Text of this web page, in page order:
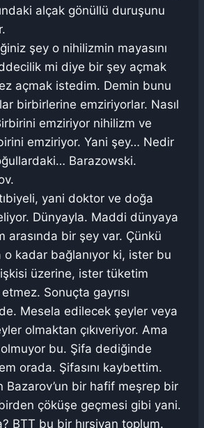
alçak gönüllü duruşunu
şey o nihilizmin mayasını
mi diye bir şey açmak
açmak istedim. Demin bunu
birbirlerine emziriyorlar. Nasıl
emziriyor nihilizm ve
emziriyor. Yani şey… Nedir
Barazowski.
yani doktor ve doğa
Dünyayla. Maddi dünyaya
arasında bir şey var. Çünkü
kadar bağlanıyor ki, ister bu
üzerine, ister tüketim
Sonuçta gayrısı
Mesela edilecek şeyler veya
olmaktan çıkıveriyor. Ama
bu. Şifa dediğinde
orada. Şifasını kaybettim.
Bazarov’un bir hafif meşrep bir
çöküşe geçmesi gibi yani.
BTT bu bir hırsiyan toplum.